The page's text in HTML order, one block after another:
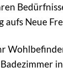
aufs Neue